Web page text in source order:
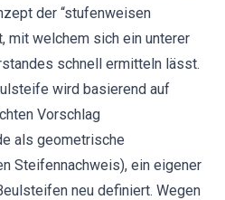
der “stufenweisen
mit welchem sich ein unterer
schnell ermitteln lässt.
wird basierend auf
Vorschlag
als geometrische
Steifennachweis), ein eigener
neu definiert. Wegen